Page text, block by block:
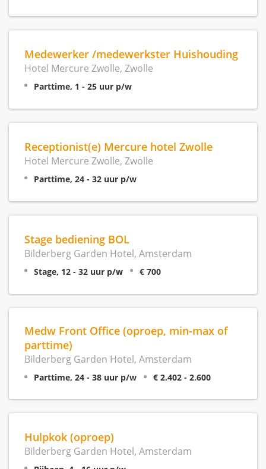
Medewerker /medewerkster Huishouding
Hotel Mercure Zwolle, Zwolle
Parttime, 1 - 25 uur p/w
Receptionist(e) Mercure hotel Zwolle
Hotel Mercure Zwolle, Zwolle
Parttime, 24 - 32 uur p/w
Stage bediening BOL
Bilderberg Garden Hotel, Amsterdam
Stage, 12 - 32 uur p/w € 700
Medw Front Office (oproep, min-max of
parttime)
Bilderberg Garden Hotel, Amsterdam
Parttime, 24 - 38 uur p/w € 2.402 - 2.600
Hulpkok (oproep)
Bilderberg Garden Hotel, Amsterdam